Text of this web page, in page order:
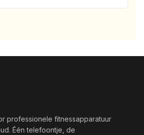
professionele fitnessapparatuur
Één telefoontje, de